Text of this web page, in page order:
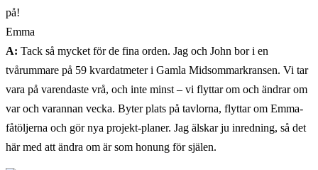
på!
Emma
A: Tack så mycket för de fina orden. Jag och John bor i en
tvårummare på 59 kvardatmeter i Gamla Midsommarkransen. Vi tar
vara på varendaste vrå, och inte minst – vi flyttar om och ändrar om
var och varannan vecka. Byter plats på tavlorna, flyttar om Emma-
fåtöljerna och gör nya projekt-planer. Jag älskar ju inredning, så det
här med att ändra om är som honung för själen.